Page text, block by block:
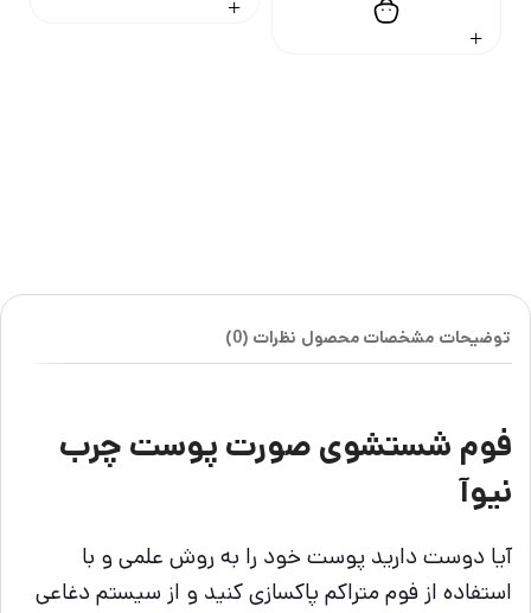
توضیحات مشخصات محصول نظرات (0)
فوم شستشوی صورت پوست چرب
نیوآ
آیا دوست دارید پوست خود را به روش علمی و با
استفاده از فوم متراکم پاکسازی کنید و از سیستم دغاعی